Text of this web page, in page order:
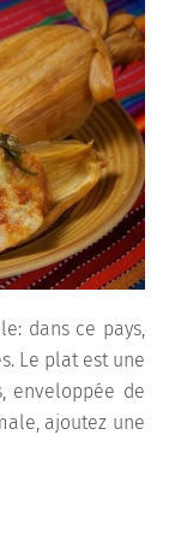
dans ce pays,
Le plat est une
enveloppée de
ajoutez une